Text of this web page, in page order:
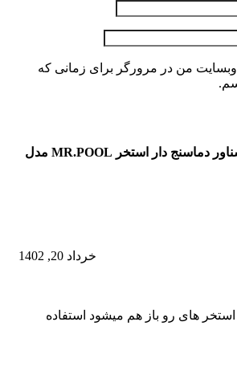
کلرزن شناور دماسنج دار استخر MR.POOL مدل
خرداد 20, 1402
استخر های رو باز هم میشود استفاده
وبسایت من در مرورگر برای زمانی که